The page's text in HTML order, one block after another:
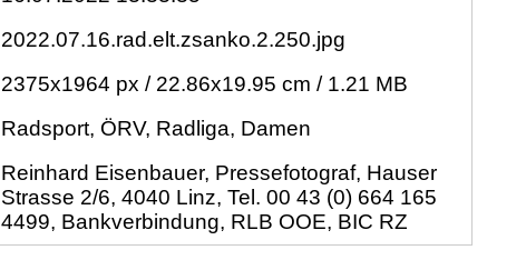
2022.07.16.rad.elt.zsanko.2.250.jpg
2375x1964 px / 22.86x19.95 cm / 1.21 MB
Radsport, ÖRV, Radliga, Damen
Reinhard Eisenbauer, Pressefotograf, Hauser
Strasse 2/6, 4040 Linz, Tel. 00 43 (0) 664 165
4499, Bankverbindung, RLB OOE, BIC RZ